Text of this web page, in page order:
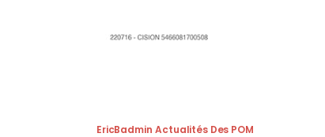
EricBadmin Actualités Des POM